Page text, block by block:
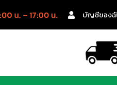
น. – 17:00 น. บัญชีของ